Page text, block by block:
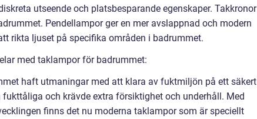
utseende och platsbesparande egenskaper. Takkronor
Pendellampor ger en mer avslappnad och modern
rikta ljuset på specifika områden i badrummet.
med taklampor för badrummet:
haft utmaningar med att klara av fuktmiljön på ett säkert
och krävde extra försiktighet och underhåll. Med
finns det nu moderna taklampor som är speciellt